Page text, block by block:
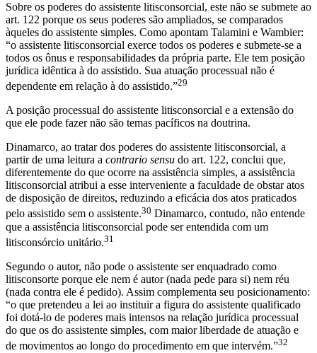
Sobre os poderes do assistente litisconsorcial, este não se submete ao
art. 122 porque os seus poderes são ampliados, se comparados
àqueles do assistente simples. Como apontam Talamini e Wambier:
“o assistente litisconsorcial exerce todos os poderes e submete-se a
todos os ônus e responsabilidades da própria parte. Ele tem posição
jurídica idêntica à do assistido. Sua atuação processual não é
dependente em relação à do assistido.”29
A posição processual do assistente litisconsorcial e a extensão do
que ele pode fazer não são temas pacíficos na doutrina.
Dinamarco, ao tratar dos poderes do assistente litisconsorcial, a
partir de uma leitura a contrario sensu do art. 122, conclui que,
diferentemente do que ocorre na assistência simples, a assistência
litisconsorcial atribui a esse interveniente a faculdade de obstar atos
de disposição de direitos, reduzindo a eficácia dos atos praticados
pelo assistido sem o assistente.30 Dinamarco, contudo, não entende
que a assistência litisconsorcial pode ser entendida com um
litisconsórcio unitário.31
Segundo o autor, não pode o assistente ser enquadrado como
litisconsorte porque ele nem é autor (nada pede para si) nem réu
(nada contra ele é pedido). Assim complementa seu posicionamento:
“o que pretendeu a lei ao instituir a figura do assistente qualificado
foi dotá-lo de poderes mais intensos na relação jurídica processual
do que os do assistente simples, com maior liberdade de atuação e
de movimentos ao longo do procedimento em que intervém.”32